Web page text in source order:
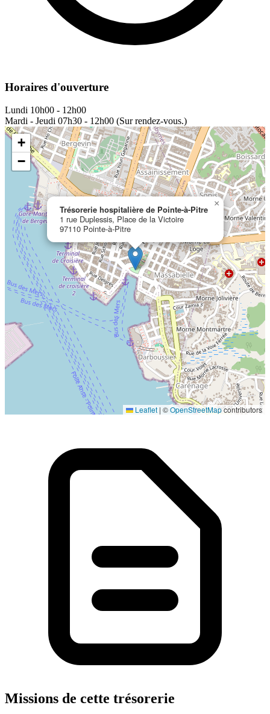
Horaires d'ouverture
Lundi 10h00 - 12h00
Mardi - Jeudi 07h30 - 12h00 (Sur rendez-vous.)
Trésorerie hospitalière de Pointe-à-Pitre
1 rue Duplessis, Place de la Victoire
97110 Pointe-à-Pitre
×
+
−
Leaflet | ©OpenStreetMapcontributors
Missions de cette trésorerie